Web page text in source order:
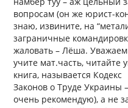
вопросам (он же юрист-
знаю, извините, на
заграничные
жаловать – Лёша.
учите мат.часть, читайте
книга, называется Кодекс
Законов о Труде Украины
очень рекомендую), а не